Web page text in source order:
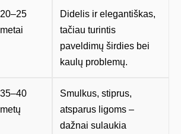
20–25
metai
Didelis ir elegantiškas,
tačiau turintis
paveldimų širdies bei
kaulų problemų.
35–40
metų
Smulkus, stiprus,
atsparus ligoms –
dažnai sulaukia